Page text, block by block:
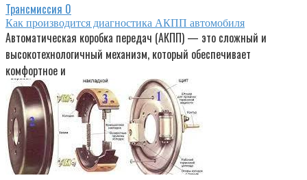
Трансмиссия 0
Как производится диагностика АКПП автомобиля
Автоматическая коробка передач (АКПП) — это сложный и
высокотехнологичный механизм, который обеспечивает
комфортное и